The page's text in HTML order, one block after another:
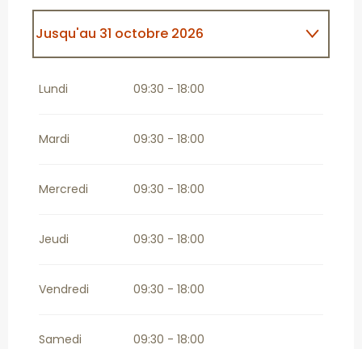
Jusqu'au 31 octobre 2026
2026
Lundi 09:30 - 18:00
Mardi 09:30 - 18:00
Mercredi 09:30 - 18:00
Jeudi 09:30 - 18:00
Vendredi 09:30 - 18:00
Samedi 09:30 - 18:00